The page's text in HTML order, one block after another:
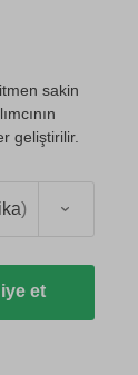
sakin
geliştirilir.
et